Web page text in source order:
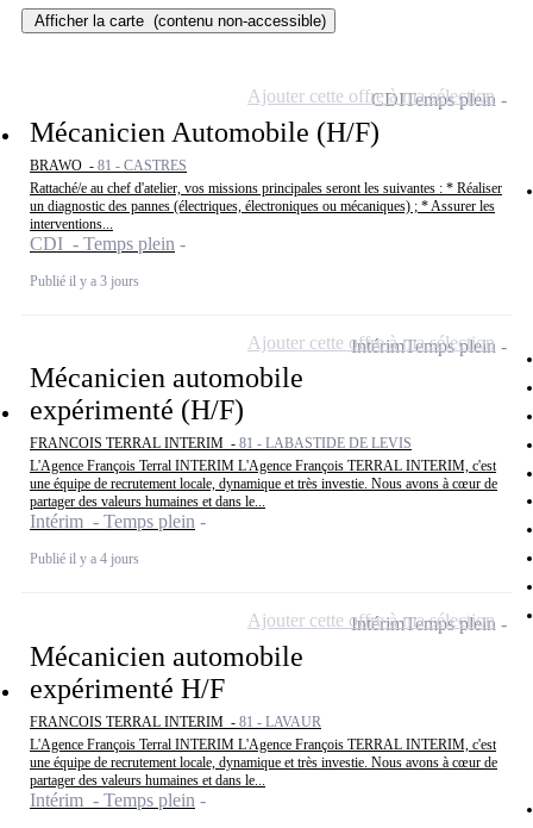
Afficher la carte (contenu non-accessible)
Mécanicien Automobile (H/F)
BRAWO - 81 - CASTRES
Rattaché/e au chef d'atelier, vos missions principales seront les suivantes : * Réaliser
un diagnostic des pannes (électriques, électroniques ou mécaniques) ; * Assurer les
interventions...
CDI - Temps plein
Publié il y a 3 jours
CDITemps plein
Ajouter cette offre à ma sélection
Mécanicien automobile
expérimenté (H/F)
FRANCOIS TERRAL INTERIM - 81 - LABASTIDE DE LEVIS
L'Agence François Terral INTERIM L'Agence François TERRAL INTERIM, c'est
une équipe de recrutement locale, dynamique et très investie. Nous avons à cœur de
partager des valeurs humaines et dans le...
Intérim - Temps plein
Publié il y a 4 jours
IntérimTemps plein
Ajouter cette offre à ma sélection
Mécanicien automobile
expérimenté H/F
FRANCOIS TERRAL INTERIM - 81 - LAVAUR
L'Agence François Terral INTERIM L'Agence François TERRAL INTERIM, c'est
une équipe de recrutement locale, dynamique et très investie. Nous avons à cœur de
partager des valeurs humaines et dans le...
Intérim - Temps plein
IntérimTemps plein
Ajouter cette offre à ma sélection